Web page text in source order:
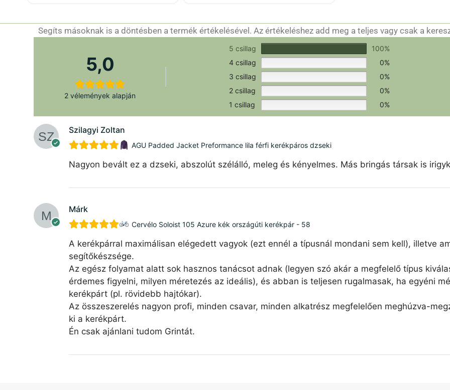
Értékeld a terméket!
Segíts másoknak is a döntésben a termék értékelésével. Az értékeléshez add meg a teljes vagy csak a
csak a hitelesítéshez szükséges.
5,0
2 vélemények alapján
5 csillag
100%
4 csillag
0%
3 csillag
0%
2 csillag
0%
1 csillag
0%
Szilagyi Zoltan
AGU Padded Jacket Preformance lila férfi kerékpáros dzseki
Nagyon bevált ez a dzseki, abszolút szélálló, meleg és kényelmes. Más bringás társak is
Márk
Cervélo Soloist 105 Azure kék országúti kerékpár - 58
A kerékpárral maximálisan elégedett vagyok (ezt ennél a típusnál mondani sem kell), illetve
segítőkészsége.
Az egész folyamat alatt sok hasznos tanácsot adnak (legyen szó akár a megfelelő típus
érdemes figyelni, milyen méretezés az ideális), és abban is teljesen rugalmasak, ha egyéni
kerékpárt (pl. rövidebb hajtókar).
Az összeszerelés nagyon profi, minden csavar, minden alkatrész megfelelően meghúzva-
ki a kerékpárt.
Én csak ajánlani tudom Grintát.